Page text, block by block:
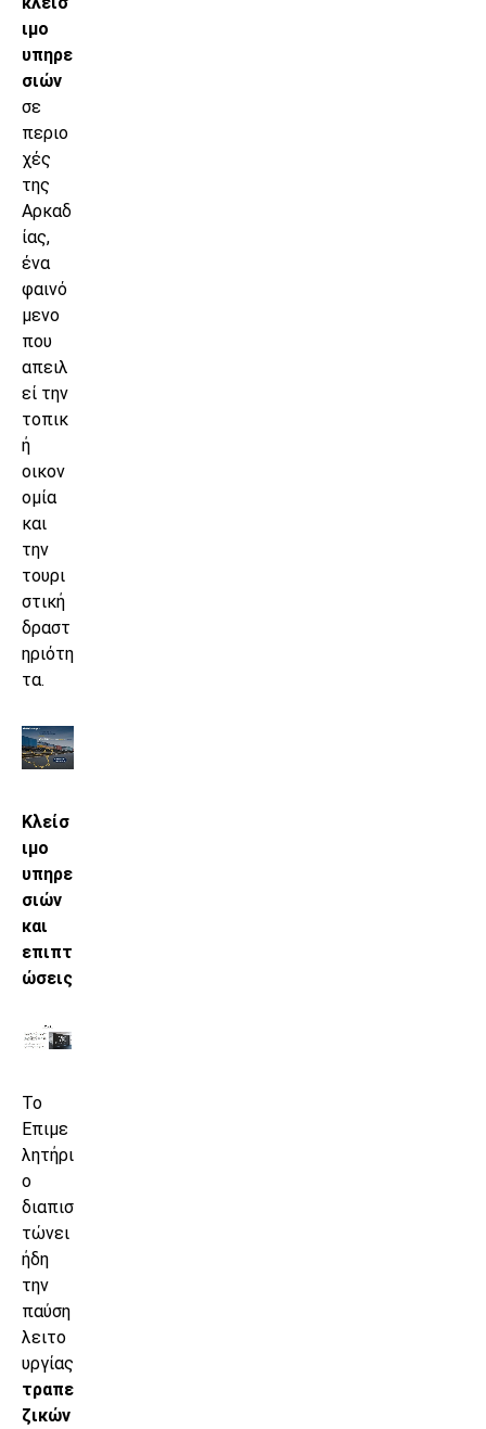
ιμο
υπηρε
σιών
σε
περιο
χές
της
Αρκαδ
ίας,
ένα
φαινό
μενο
που
απειλ
εί την
τοπικ
ή
οικον
ομία
και
την
τουρι
στική
δραστ
ηριότη
τα.
Κλείσ
ιμο
υπηρε
σιών
και
επιπτ
ώσεις
Το
Επιμε
λητήρι
ο
διαπισ
τώνει
ήδη
την
παύση
λειτο
υργίας
τραπε
ζικών